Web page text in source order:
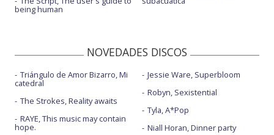
being human
NOVEDADES DISCOS
Triángulo de Amor Bizarro, Mi
catedral
The Strokes, Reality awaits
RAYE, This music may contain
hope.
Jessie Ware, Superbloom
Robyn, Sexistential
Tyla, A*Pop
Niall Horan, Dinner party